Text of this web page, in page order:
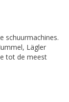
schuurmachines.
Lägler
tot de meest